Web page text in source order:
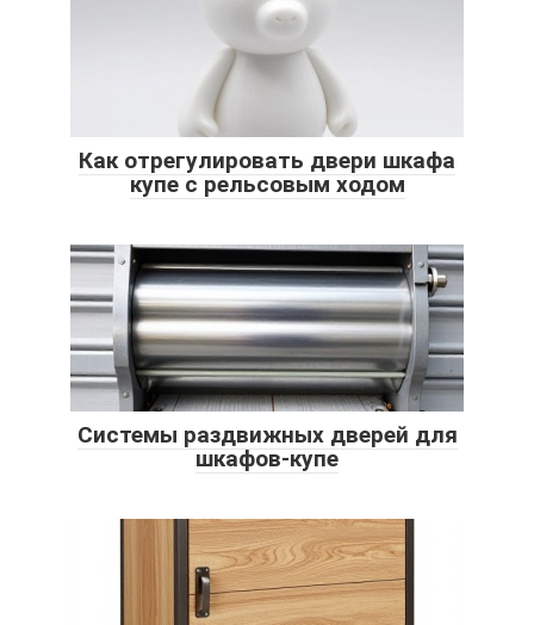
Как отрегулировать двери шкафа
купе с рельсовым ходом
Системы раздвижных дверей для
шкафов-купе